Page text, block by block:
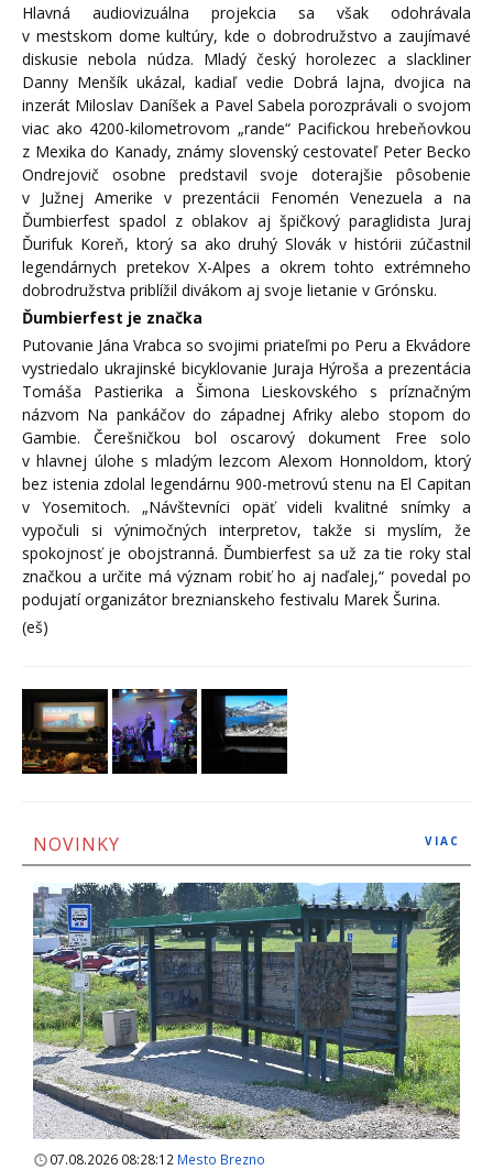
Hlavná audiovizuálna projekcia sa však odohrávala
v mestskom dome kultúry, kde o dobrodružstvo a zaujímavé
diskusie nebola núdza. Mladý český horolezec a slackliner
Danny Menšík ukázal, kadiaľ vedie Dobrá lajna, dvojica na
inzerát Miloslav Daníšek a Pavel Sabela porozprávali o svojom
viac ako 4200-kilometrovom „rande“ Pacifickou hrebeňovkou
z Mexika do Kanady, známy slovenský cestovateľ Peter Becko
Ondrejovič osobne predstavil svoje doterajšie pôsobenie
v Južnej Amerike v prezentácii Fenomén Venezuela a na
Ďumbierfest spadol z oblakov aj špičkový paraglidista Juraj
Ďurifuk Koreň, ktorý sa ako druhý Slovák v histórii zúčastnil
legendárnych pretekov X-Alpes a okrem tohto extrémneho
dobrodružstva priblížil divákom aj svoje lietanie v Grónsku.
Ďumbierfest je značka
Putovanie Jána Vrabca so svojimi priateľmi po Peru a Ekvádore
vystriedalo ukrajinské bicyklovanie Juraja Hýroša a prezentácia
Tomáša Pastierika a Šimona Lieskovského s príznačným
názvom Na pankáčov do západnej Afriky alebo stopom do
Gambie. Čerešničkou bol oscarový dokument Free solo
v hlavnej úlohe s mladým lezcom Alexom Honnoldom, ktorý
bez istenia zdolal legendárnu 900-metrovú stenu na El Capitan
v Yosemitoch. „Návštevníci opäť videli kvalitné snímky a
vypočuli si výnimočných interpretov, takže si myslím, že
spokojnosť je obojstranná. Ďumbierfest sa už za tie roky stal
značkou a určite má význam robiť ho aj naďalej,“ povedal po
podujatí organizátor breznianskeho festivalu Marek Šurina.
(eš)
NOVINKY VIAC
07.08.2026 08:28:12 Mesto Brezno